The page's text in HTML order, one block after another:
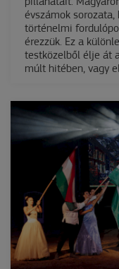
pillanatait.
évszámok
történelmi
érezzük. Ez a
testközelből élje át
múlt hitében, vagy